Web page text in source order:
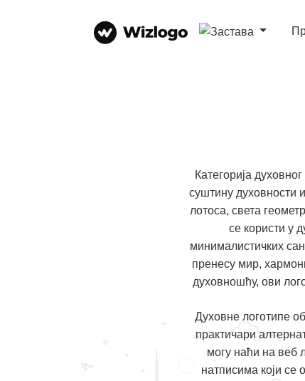
Категорија
суштину духовности
лотоса, света
се користи у
минималистичких
пренесу мир,
духовношћу, ови
Духовне логотипе
практичари
могу наћи на веб
натписима који се